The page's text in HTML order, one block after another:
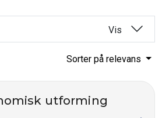
Vis
Sorter på relevans
utforming